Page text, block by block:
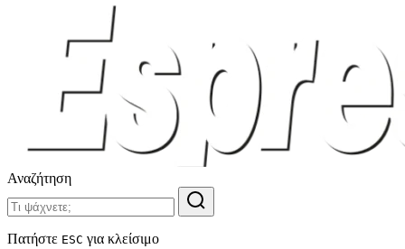
Αναζήτηση
Πατήστε ESC για κλείσιμο